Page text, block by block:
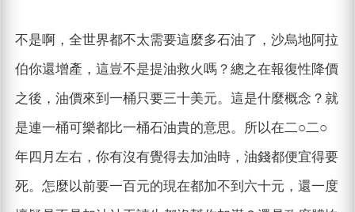
不是啊，全世界都不太需要這麼多石油了，沙烏地阿拉
伯你還增產，這豈不是提油救火嗎？總之在報復性降價
之後，油價來到一桶只要三十美元。這是什麼概念？就
是連一桶可樂都比一桶石油貴的意思。所以在二○二○
年四月左右，你有沒有覺得去加油時，油錢都便宜得要
死。怎麼以前要一百元的現在都加不到六十元，還一度